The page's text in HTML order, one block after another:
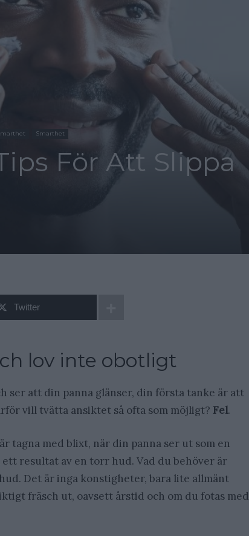
Smarthet
För Att Slippa
Twitter
lov inte obotligt
ser att din panna glänser, din första tanke är att
vill tvätta ansiktet så ofta som möjligt? Fel.
tagna med blixt, när din panna ser ut som en
resultat av en torr hud. Vad du behöver är
Det är inga konstigheter, bara lite allmänt
fräsch ut, oavsett årstid och om du fotas med